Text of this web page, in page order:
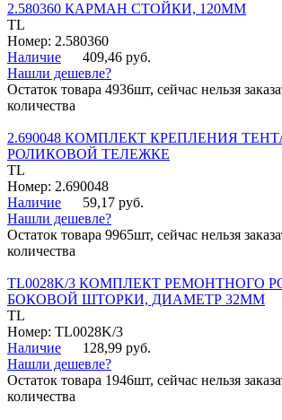
2.580360 КАРМАН СТОЙКИ, 120ММ
TL
Номер: 2.580360
Наличие
409,46 руб.
Нашли дешевле?
Остаток товара 4936шт, сейчас нельзя
количества
2.690048 КОМПЛЕКТ КРЕПЛЕНИЯ
РОЛИКОВОЙ ТЕЛЕЖКЕ
TL
Номер: 2.690048
Наличие
59,17 руб.
Нашли дешевле?
Остаток товара 9965шт, сейчас нельзя
количества
TL0028K/3 КОМПЛЕКТ РЕМОНТНОГО
БОКОВОЙ ШТОРКИ, ДИАМЕТР 32ММ
TL
Номер: TL0028K/3
Наличие
128,99 руб.
Нашли дешевле?
Остаток товара 1946шт, сейчас нельзя
количества